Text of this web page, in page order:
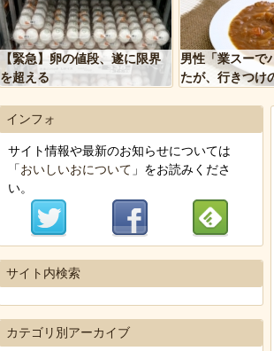
【緊急】卵の値段、遂に限界
を超える
男性「業スーで
たが、行きつけ
インフォ
サイト情報や最新のお知らせについては
「おいしいおについて 」をお読みくださ
い。
サイト内検索
カテゴリ別アーカイブ